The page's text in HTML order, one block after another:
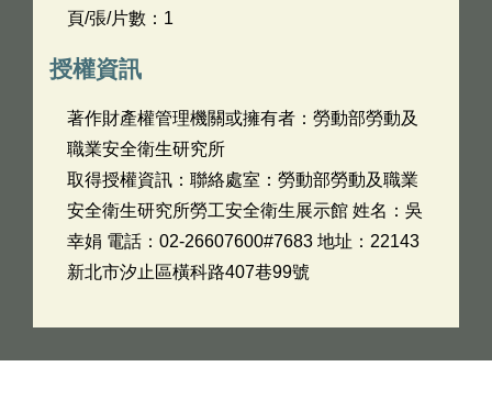
頁/張/片數：1
授權資訊
著作財產權管理機關或擁有者：勞動部勞動及
職業安全衛生研究所
取得授權資訊：聯絡處室：勞動部勞動及職業
安全衛生研究所勞工安全衛生展示館 姓名：吳
幸娟 電話：02-26607600#7683 地址：22143
新北市汐止區橫科路407巷99號